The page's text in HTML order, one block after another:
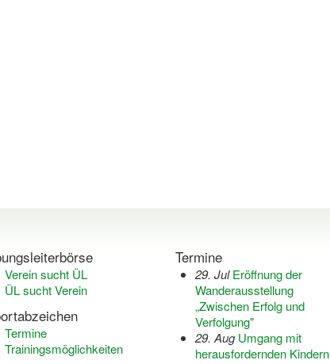
Verein sucht ÜL
ÜL sucht Verein
Termine
Trainingsmöglichkeiten
Termine
29. Jul Eröffnung der
Wanderausstellung
„Zwischen Erfolg und
Verfolgung"
29. Aug Umgang mit
herausfordernden Kindern